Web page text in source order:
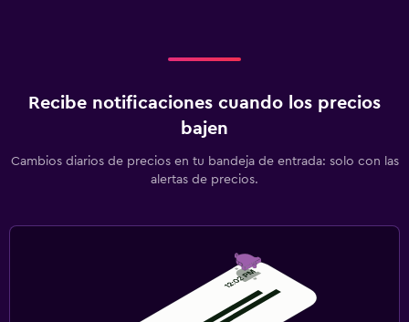
Recibe notificaciones cuando los precios
bajen
Cambios diarios de precios en tu bandeja de entrada: solo con las
alertas de precios.